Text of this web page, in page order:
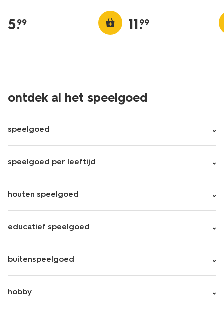
5.
99 11.
99
ontdek al het speelgoed
speelgoed
speelgoed per leeftijd
houten speelgoed
educatief speelgoed
buitenspeelgoed
hobby